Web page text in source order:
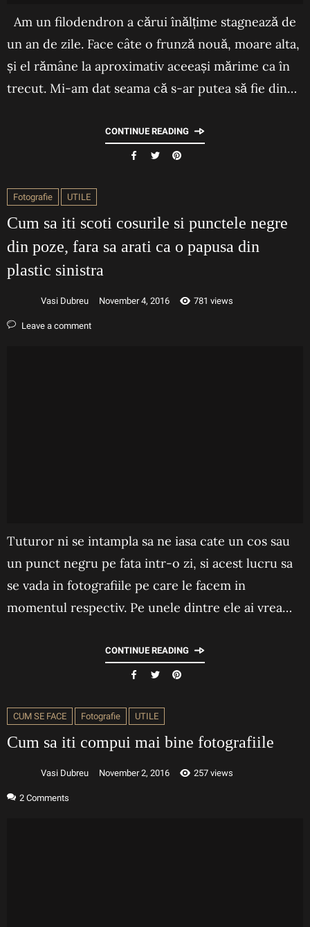
Am un filodendron a cărui înălțime stagnează de
un an de zile. Face câte o frunză nouă, moare alta,
și el rămâne la aproximativ aceeași mărime ca în
trecut. Mi-am dat seama că s-ar putea să fie din…
CONTINUE READING
Fotografie UTILE
Cum sa iti scoti cosurile si punctele negre
din poze, fara sa arati ca o papusa din
plastic sinistra
Vasi Dubreu November 4, 2016 781 views
Leave a comment
Tuturor ni se intampla sa ne iasa cate un cos sau
un punct negru pe fata intr-o zi, si acest lucru sa
se vada in fotografiile pe care le facem in
momentul respectiv. Pe unele dintre ele ai vrea…
CONTINUE READING
CUM SE FACE Fotografie UTILE
Cum sa iti compui mai bine fotografiile
Vasi Dubreu November 2, 2016 257 views
2 Comments